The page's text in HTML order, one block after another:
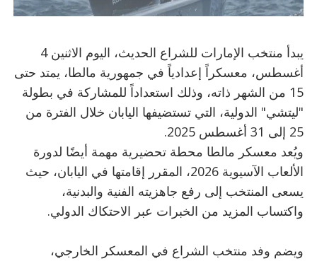
يبدأ منتخب الإمارات للشراع الحديث، اليوم الاثنين 4
أغسطس، معسكراً إعدادياً في جمهورية مالطا، يمتد حتى
15 من الشهر ذاته، وذلك استعداداً للمشاركة في بطولة
"ليتشي" الدولية، التي تستضيفها اليابان خلال الفترة من
25 إلى 31 أغسطس 2025.
ويُعد معسكر مالطا محطة تحضيرية مهمة أيضًا لدورة
الألعاب الآسيوية 2026، المقرر إقامتها في اليابان، حيث
يسعى المنتخب إلى رفع جاهزيته الفنية والبدنية،
واكتساب المزيد من الخبرات عبر الاحتكاك الدولي.
ويضم وفد منتخب الشراع في المعسكر الخارجي،